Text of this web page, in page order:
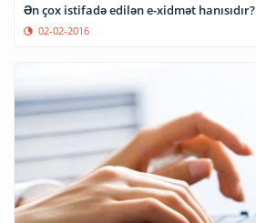
Ən çox istifadə edilən e-xidmət hanısıdır?
02-02-2016